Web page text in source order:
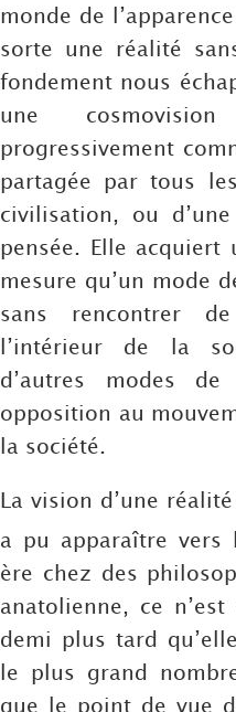
monde de
sorte une réalité
fondement nous
une
progressivement
partagée par tous
civilisation, ou
pensée. Elle acquiert
mesure qu’un mode
sans rencontrer
l’intérieur de la
d’autres modes
opposition au
la société.
La vision d’une
a pu apparaître vers
ère chez des
anatolienne, ce
demi plus tard
le plus grand
que le point de vue